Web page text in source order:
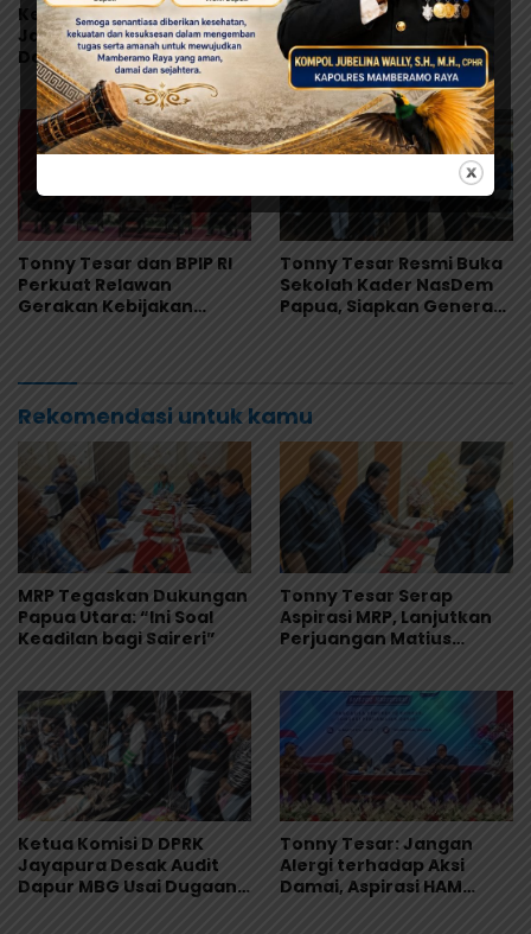
Ketua Komisi D DPRK
Jayapura Desak Audit
Dapur MBG Usai Dugaan
Keracunan Massal di
Depapre
Tonny Tesar: Jangan
Alergi terhadap Aksi
Damai, Aspirasi HAM
Adalah Bagian dari
Demokrasi
Tonny Tesar dan BPIP RI
Perkuat Relawan
Gerakan Kebijakan
Tonny Tesar Resmi Buka
Sekolah Kader NasDem
Papua, Siapkan Generasi
Rekomendasi untuk kamu
MRP Tegaskan Dukungan
Papua Utara: “Ini Soal
Keadilan bagi Saireri”
Tonny Tesar Serap
Aspirasi MRP, Lanjutkan
Perjuangan Matius
Masyarakat Adat
Ketua Komisi D DPRK
Jayapura Desak Audit
Dapur MBG Usai Dugaan
Tonny Tesar: Jangan
Alergi terhadap Aksi
Damai, Aspirasi HAM